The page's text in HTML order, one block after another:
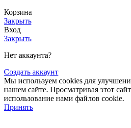
Корзина
Закрыть
Вход
Закрыть
Нет аккаунта?
Создать аккаунт
Мы используем cookies для
нашем сайте. Просматривая этот
использование нами файлов cookie.
Принять